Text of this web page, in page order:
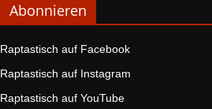
Abonnieren
Raptastisch auf Facebook
Raptastisch auf Instagram
Raptastisch auf YouTube